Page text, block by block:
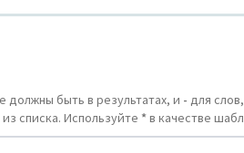
должны быть в результатах, и - для
списка. Используйте *в качестве